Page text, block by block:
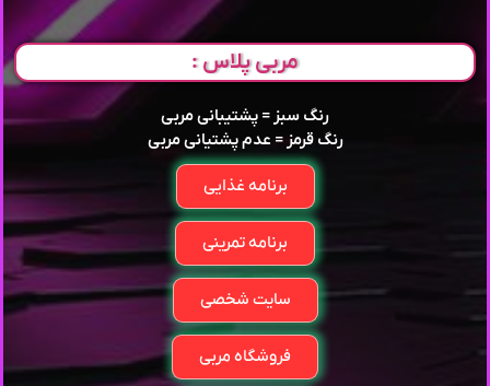
مربی پلاس :
رنگ سبز = پشتیبانی مربی
رنگ قرمز = عدم پشتیانی مربی
برنامه غذایی
برنامه تمرینی
سایت شخصی
فروشگاه مربی